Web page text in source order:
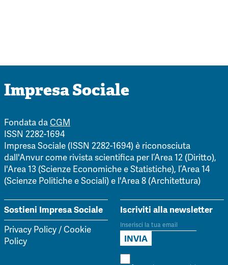
Impresa Sociale
Fondata daCGM
ISSN 2282-1694
Impresa Sociale (ISSN 2282-1694) è riconosciuta
dall'Anvur come rivista scientifica per l’Area 12 (Diritto),
l'Area 13 (Scienze Economiche e Statistiche), l’Area 14
(Scienze Politiche e Sociali) e l'Area 8 (Architettura)
Sostieni Impresa Sociale
Privacy Policy/Cookie
Policy
Iscriviti alla newsletter